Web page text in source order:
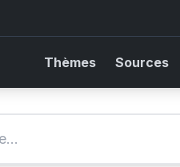
Thèmes Sources